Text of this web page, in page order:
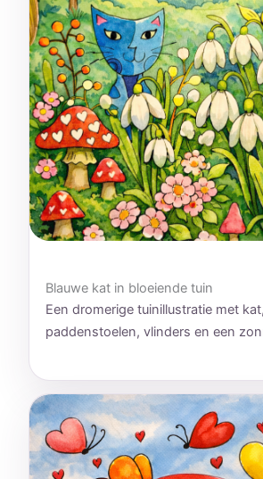
Blauwe kat in bloeiende tuin
Een dromerige tuinillustratie met
paddenstoelen, vlinders en een